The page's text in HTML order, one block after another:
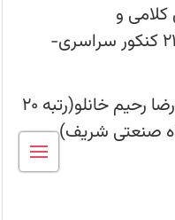
و
ادبی:امیرحسین برادران(رتبه 213 کنکور سراسری-
هوش تصویری و فضایی: حمیدرضا رحیم خانلو(رتبه 20
صنعتی شریف)